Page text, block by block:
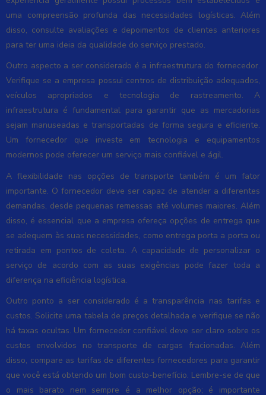
uma compreensão profunda das necessidades logísticas. Além
disso, consulte avaliações e depoimentos de clientes anteriores
para ter uma ideia da qualidade do serviço prestado.
Outro aspecto a ser considerado é a infraestrutura do fornecedor.
Verifique se a empresa possui centros de distribuição adequados,
veículos apropriados e tecnologia de rastreamento. A
infraestrutura é fundamental para garantir que as mercadorias
sejam manuseadas e transportadas de forma segura e eficiente.
Um fornecedor que investe em tecnologia e equipamentos
modernos pode oferecer um serviço mais confiável e ágil.
A flexibilidade nas opções de transporte também é um fator
importante. O fornecedor deve ser capaz de atender a diferentes
demandas, desde pequenas remessas até volumes maiores. Além
disso, é essencial que a empresa ofereça opções de entrega que
se adequem às suas necessidades, como entrega porta a porta ou
retirada em pontos de coleta. A capacidade de personalizar o
serviço de acordo com as suas exigências pode fazer toda a
diferença na eficiência logística.
Outro ponto a ser considerado é a transparência nas tarifas e
custos. Solicite uma tabela de preços detalhada e verifique se não
há taxas ocultas. Um fornecedor confiável deve ser claro sobre os
custos envolvidos no transporte de cargas fracionadas. Além
disso, compare as tarifas de diferentes fornecedores para garantir
que você está obtendo um bom custo-benefício. Lembre-se de que
o mais barato nem sempre é a melhor opção; é importante